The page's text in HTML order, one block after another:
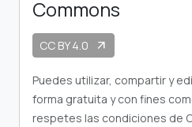
Commons
CC BY 4.0 arrow_outward
Puedes utilizar, compartir y
forma gratuita y con fines
respetes las condiciones de